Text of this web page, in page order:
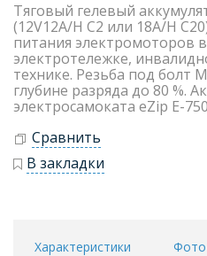
Тяговый гелевый
(12V12A/H C2 или 18A/H
питания электромоторов
электротележке,
технике. Резьба под болт
глубине разряда до 80 %.
электросамоката eZip E-750
Сравнить
В закладки
Характеристики Фото